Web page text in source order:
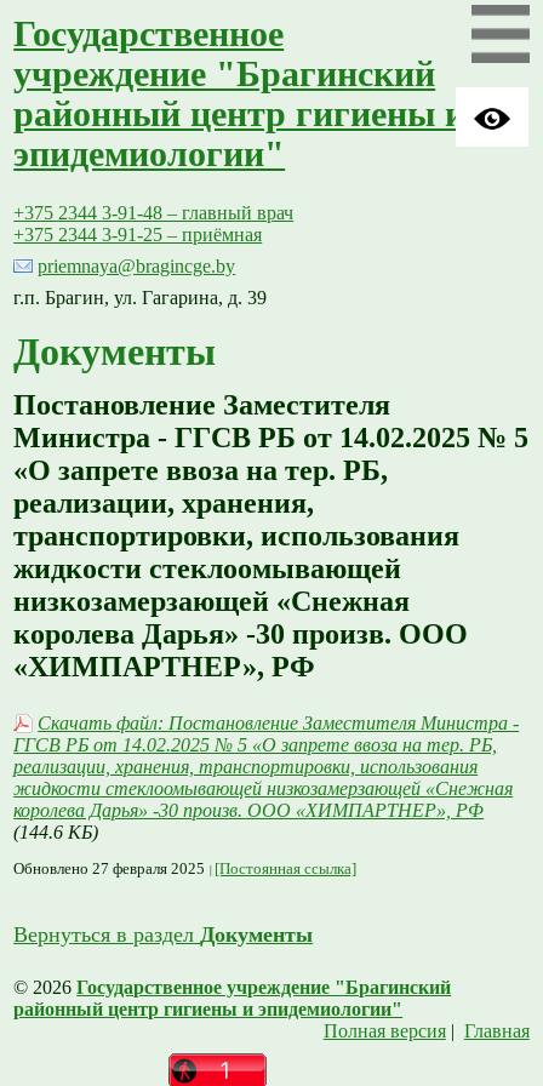
Государственное
учреждение "Брагинский
районный центр гигиены и
эпидемиологии"
+375 2344 3-91-48 – главный врач
+375 2344 3-91-25 – приёмная
priemnaya@bragincge.by
г.п. Брагин, ул. Гагарина, д. 39
Документы
Постановление Заместителя
Министра - ГГСВ РБ от 14.02.2025 № 5
«О запрете ввоза на тер. РБ,
реализации, хранения,
транспортировки, использования
жидкости стеклоомывающей
низкозамерзающей «Снежная
королева Дарья» -30 произв. ООО
«ХИМПАРТНЕР», РФ
Скачать файл: Постановление Заместителя Министра -
ГГСВ РБ от 14.02.2025 № 5 «О запрете ввоза на тер. РБ,
реализации, хранения, транспортировки, использования
жидкости стеклоомывающей низкозамерзающей «Снежная
королева Дарья» -30 произв. ООО «ХИМПАРТНЕР», РФ
(144.6 КБ)
Обновлено 27 февраля 2025 [Постоянная ссылка]
Вернуться в разделДокументы
© 2026Государственное учреждение "Брагинский
районный центр гигиены и эпидемиологии"
Полная версия| Главная